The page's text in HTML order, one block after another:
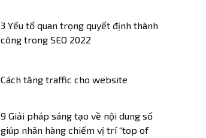
3 Yếu tố quan trọng quyết định thành
công trong SEO 2022
Cách tăng traffic cho website
9 Giải pháp sáng tạo về nội dung số
giúp nhãn hàng chiếm vị trí “top of